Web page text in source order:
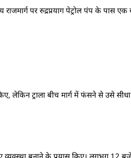
राजमार्ग पर रुद्रप्रयाग पेट्रोल पंप के
लेकिन ट्राला बीच मार्ग में फंसने से उसे